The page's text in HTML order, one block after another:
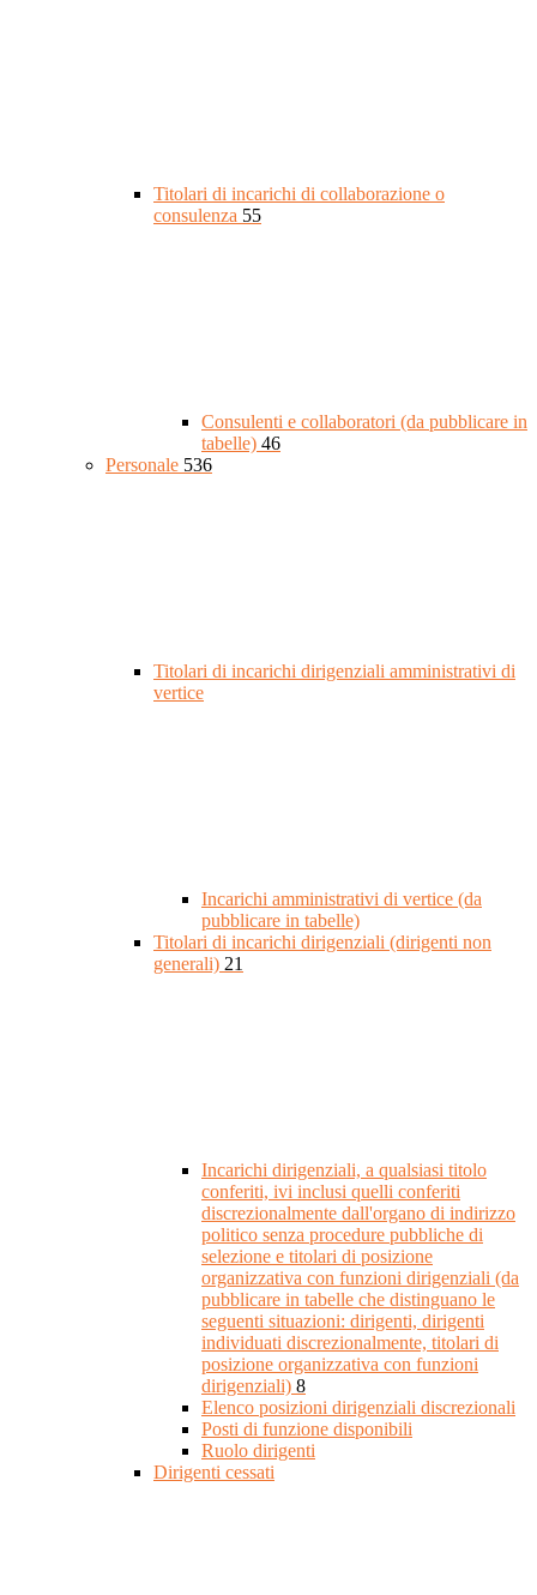
Titolari di incarichi di collaborazione o
consulenza 55
Consulenti e collaboratori (da pubblicare in
tabelle) 46
Personale 536
Titolari di incarichi dirigenziali amministrativi di
vertice
Incarichi amministrativi di vertice (da
pubblicare in tabelle)
Titolari di incarichi dirigenziali (dirigenti non
generali) 21
Incarichi dirigenziali, a qualsiasi titolo
conferiti, ivi inclusi quelli conferiti
discrezionalmente dall'organo di indirizzo
politico senza procedure pubbliche di
selezione e titolari di posizione
organizzativa con funzioni dirigenziali (da
pubblicare in tabelle che distinguano le
seguenti situazioni: dirigenti, dirigenti
individuati discrezionalmente, titolari di
posizione organizzativa con funzioni
dirigenziali) 8
Elenco posizioni dirigenziali discrezionali
Posti di funzione disponibili
Ruolo dirigenti
Dirigenti cessati